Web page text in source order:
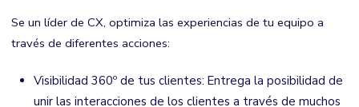
Se un líder de CX, optimiza las experiencias de tu equipo a
través de diferentes acciones:
Visibilidad 360º de tus clientes: Entrega la posibilidad de
unir las interacciones de los clientes a través de muchos